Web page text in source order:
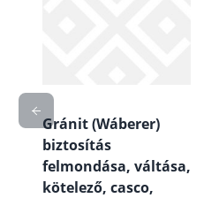
Gránit (Wáberer)
biztosítás
felmondása, váltása,
kötelező, casco,